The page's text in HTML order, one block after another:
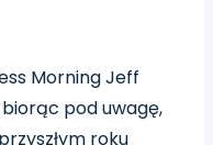
Morning Jeff
biorąc pod uwagę,
roku